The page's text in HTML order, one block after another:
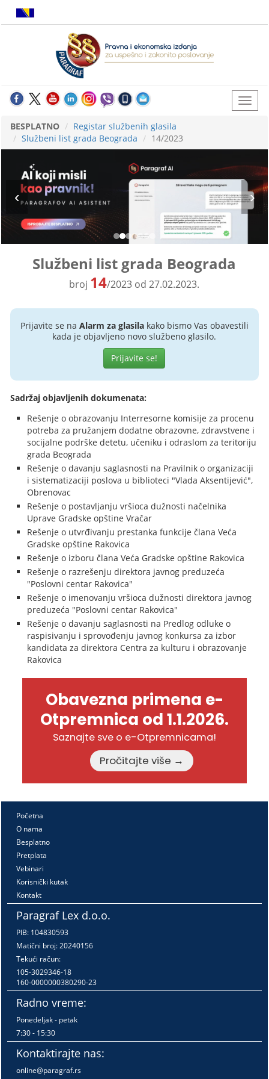
BESPLATNO
Registar službenih glasila
Službeni list grada Beograda
14/2023
Službeni list grada Beograda
broj 14/2023 od 27.02.2023.
Prijavite se na Alarm za glasilakako bismo Vas obavestili
kada je objavljeno novo službeno glasilo.
Prijavite se!
Sadržaj objavljenih dokumenata:
Rešenje o obrazovanju Interresorne komisije za procenu
potreba za pružanjem dodatne obrazovne, zdravstvene i
socijalne podrške detetu, učeniku i odraslom za teritoriju
grada Beograda
Rešenje o davanju saglasnosti na Pravilnik o organizaciji
i sistematizaciji poslova u biblioteci "Vlada Aksentijević",
Obrenovac
Rešenje o postavljanju vršioca dužnosti načelnika
Uprave Gradske opštine Vračar
Rešenje o utvrđivanju prestanka funkcije člana Veća
Gradske opštine Rakovica
Rešenje o izboru člana Veća Gradske opštine Rakovica
Rešenje o razrešenju direktora javnog preduzeća
"Poslovni centar Rakovica"
Rešenje o imenovanju vršioca dužnosti direktora javnog
preduzeća "Poslovni centar Rakovica"
Rešenje o davanju saglasnosti na Predlog odluke o
raspisivanju i sprovođenju javnog konkursa za izbor
kandidata za direktora Centra za kulturu i obrazovanje
Rakovica
Obavezna primena e-
Otpremnica od 1.1.2026.
Saznajte sve o e-Otpremnicama!
Pročitajte više →
Početna
O nama
Besplatno
Pretplata
Vebinari
Korisnički kutak
Kontakt
Paragraf Lex d.o.o.
PIB: 104830593
Matični broj: 20240156
Tekući račun:
105-3029346-18
160-0000000380290-23
Radno vreme:
Ponedeljak - petak
7:30 - 15:30
Kontaktirajte nas:
online@paragraf.rs